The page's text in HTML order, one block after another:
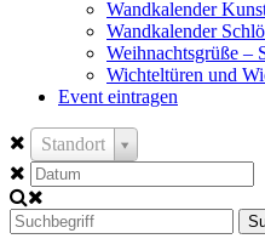
Wandkalender
Wandkalender
Weihnachtsgrüße –
Wichteltüren und
Event eintragen
Standort